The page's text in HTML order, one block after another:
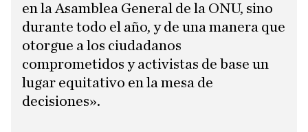
en la Asamblea General de la ONU, sino
durante todo el año, y de una manera que
otorgue a los ciudadanos
comprometidos y activistas de base un
lugar equitativo en la mesa de
decisiones».